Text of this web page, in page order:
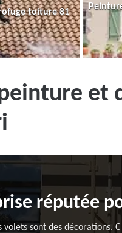
toiture 81
et
réputée
volets sont des décorations.